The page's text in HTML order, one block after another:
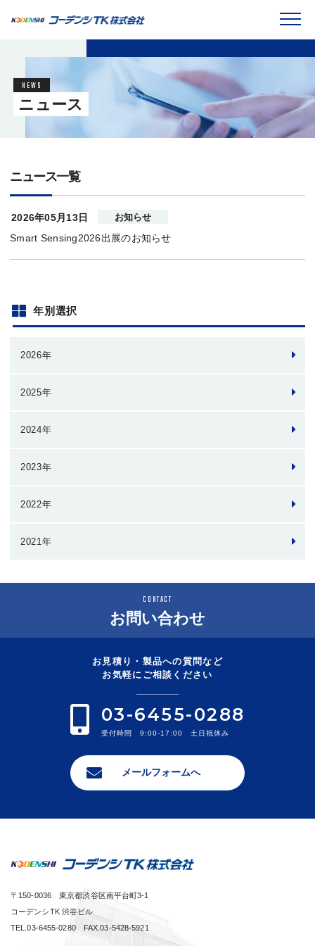
ニュース
ニュース一覧
2026年05月13日 お知らせ
Smart Sensing2026出展のお知らせ
年別選択
2026年
2025年
2024年
2023年
2022年
2021年
お問い合わせ
お見積り・製品への質問など
お気軽にご相談ください
03-6455-0288
受付時間 9:00-17:00 土日祝休み
メールフォームへ
〒150-0036 東京都渋谷区南平台町3-1
コーデンシTK 渋谷ビル
TEL.03-6455-0280 FAX.03-5428-5921